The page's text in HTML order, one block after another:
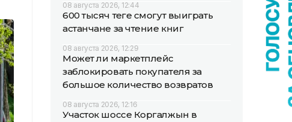
08 августа 2026, 12:44
600 тысяч теңге смогут выиграть
астанчане за чтение книг
08 августа 2026, 12:29
Может ли маркетплейс
заблокировать покупателя за
большое количество возвратов
08 августа 2026, 12:16
Участок шоссе Коргалжын в